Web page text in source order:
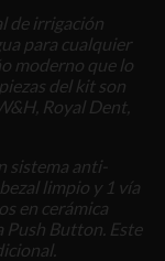
de irrigación
para cualquier
moderno que lo
del kit son
Royal Dent,
sistema anti-
limpio y 1 vía
en cerámica
Push Button. Este